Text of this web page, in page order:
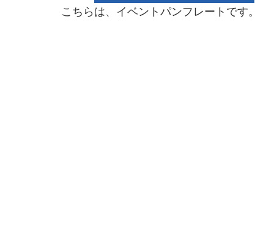
こちらは、イベントパンフレートです。